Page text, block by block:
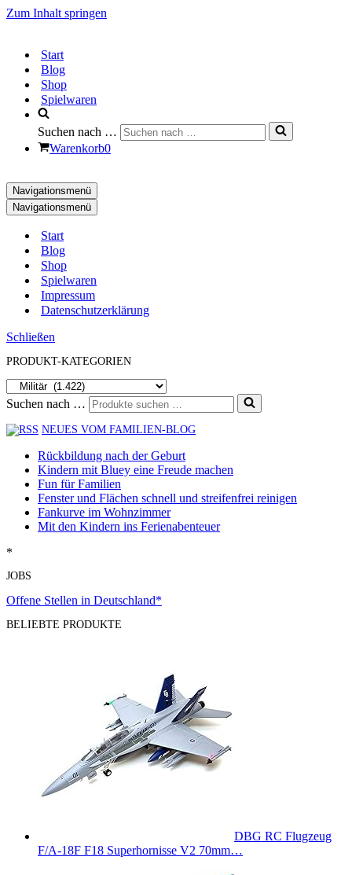
Zum Inhalt springen
Start
Blog
Shop
Spielwaren
Suchen nach …
Warenkorb0
Navigationsmenü
Navigationsmenü
Start
Blog
Shop
Spielwaren
Impressum
Datenschutzerklärung
Schließen
PRODUKT-KATEGORIEN
Suchen nach …
NEUES VOM FAMILIEN-BLOG
Rückbildung nach der Geburt
Kindern mit Bluey eine Freude machen
Fun für Familien
Fenster und Flächen schnell und streifenfrei reinigen
Fankurve im Wohnzimmer
Mit den Kindern ins Ferienabenteuer
*
JOBS
Offene Stellen in Deutschland*
BELIEBTE PRODUKTE
DBG RC Flugzeug
F/A-18F F18 Superhornisse V2 70mm…